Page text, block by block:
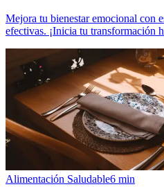
Mejora tu bienestar emocional con
efectivas. ¡Inicia tu transformación
Alimentación Saludable6 min